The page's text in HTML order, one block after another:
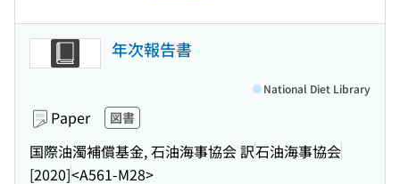
年次報告書
Paper 図書
国際油濁補償基金, 石油海事協会 訳石油海事協会
[2020]<A561-M28>
National Diet Library